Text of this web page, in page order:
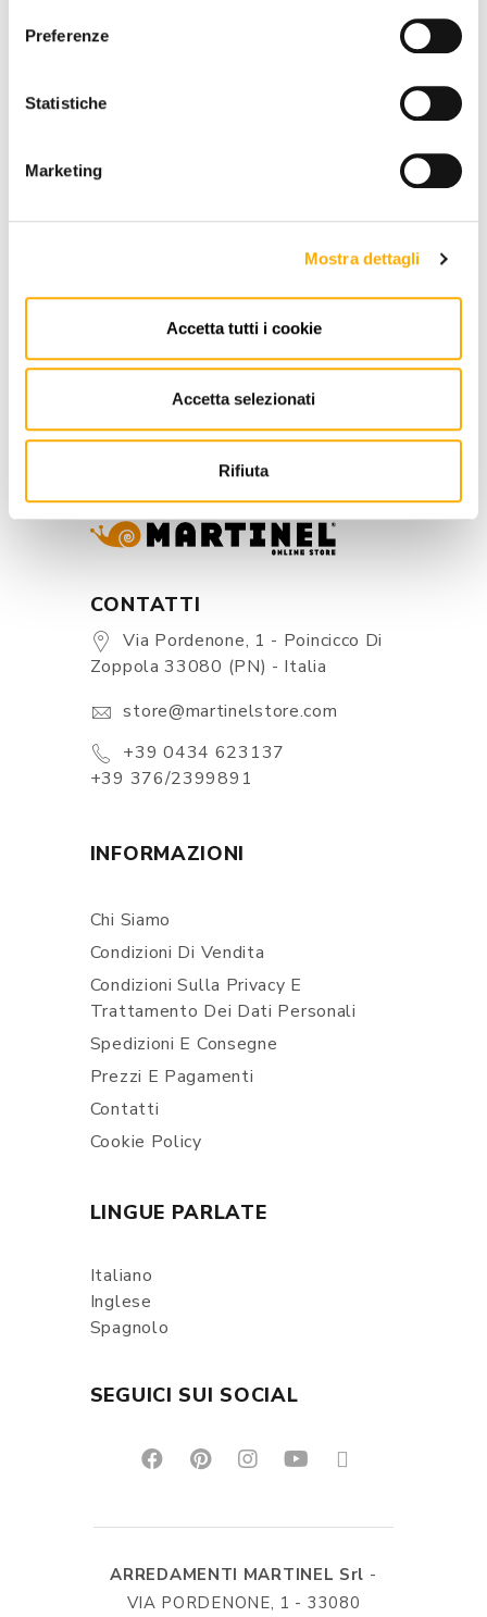
Preferenze
Statistiche
Marketing
Mostra dettagli
Accetta tutti i cookie
Accetta selezionati
Rifiuta
RICHIEDI PREVENTIVO
INFORMAZIONI
BRAND
MIGLIOR PREZZO GARANTITO
CONTATTI
Via Pordenone, 1 - Poincicco Di
Zoppola 33080 (PN) - Italia
store@martinelstore.com
+39 0434 623137
+39 376/2399891
INFORMAZIONI
Chi Siamo
Condizioni Di Vendita
Condizioni Sulla Privacy E
Trattamento Dei Dati Personali
Spedizioni E Consegne
Prezzi E Pagamenti
Contatti
Cookie Policy
LINGUE PARLATE
Italiano
Inglese
Spagnolo
SEGUICI SUI SOCIAL
ARREDAMENTI MARTINEL Srl -
VIA PORDENONE, 1 - 33080